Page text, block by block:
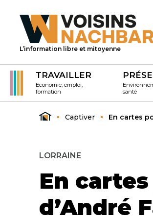
L’information libre et mitoyenne
TRAVAILLER
Economie, emploi,
formation
santé
Captiver En cartes
LORRAINE
En
d’André